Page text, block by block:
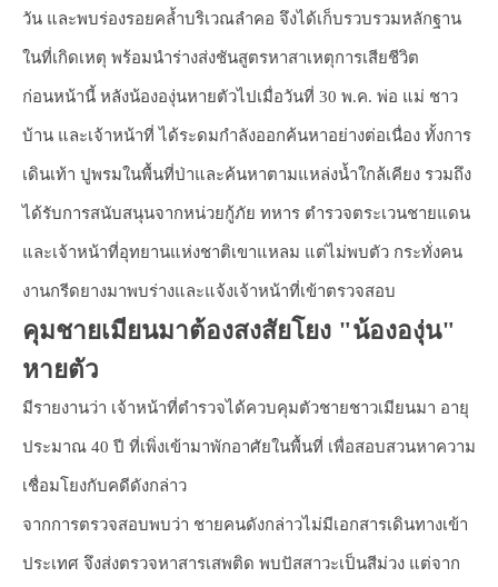
วัน และพบร่องรอยคล้ำบริเวณลำคอ จึงได้เก็บรวบรวมหลักฐาน
ในที่เกิดเหตุ พร้อมนำร่างส่งชันสูตรหาสาเหตุการเสียชีวิต
ก่อนหน้านี้ หลังน้ององุ่นหายตัวไปเมื่อวันที่ 30 พ.ค. พ่อ แม่ ชาว
บ้าน และเจ้าหน้าที่ ได้ระดมกำลังออกค้นหาอย่างต่อเนื่อง ทั้งการ
เดินเท้า ปูพรมในพื้นที่ป่าและค้นหาตามแหล่งน้ำใกล้เคียง รวมถึง
ได้รับการสนับสนุนจากหน่วยกู้ภัย ทหาร ตำรวจตระเวนชายแดน
และเจ้าหน้าที่อุทยานแห่งชาติเขาแหลม แต่ไม่พบตัว กระทั่งคน
งานกรีดยางมาพบร่างและแจ้งเจ้าหน้าที่เข้าตรวจสอบ
คุมชายเมียนมาต้องสงสัยโยง "น้ององุ่น"
หายตัว
มีรายงานว่า เจ้าหน้าที่ตำรวจได้ควบคุมตัวชายชาวเมียนมา อายุ
ประมาณ 40 ปี ที่เพิ่งเข้ามาพักอาศัยในพื้นที่ เพื่อสอบสวนหาความ
เชื่อมโยงกับคดีดังกล่าว
จากการตรวจสอบพบว่า ชายคนดังกล่าวไม่มีเอกสารเดินทางเข้า
ประเทศ จึงส่งตรวจหาสารเสพติด พบปัสสาวะเป็นสีม่วง แต่จาก